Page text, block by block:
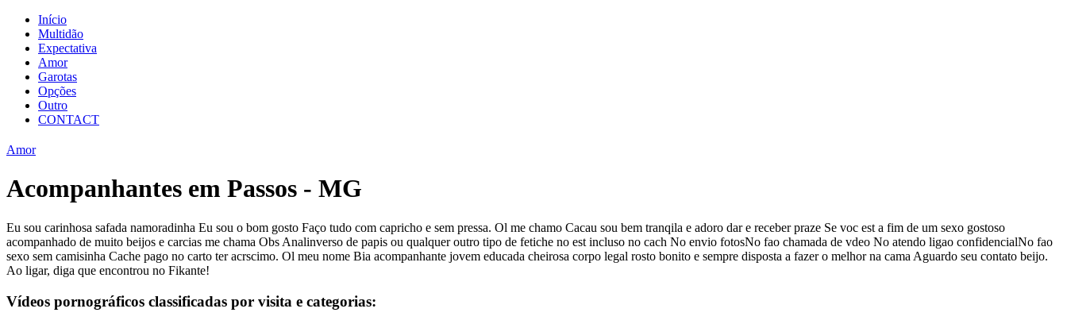
Início
Multidão
Expectativa
Amor
Garotas
Opções
Outro
CONTACT
Amor
Acompanhantes em Passos - MG
Eu sou carinhosa safada namoradinha Eu sou o bom gosto Faço tudo com capricho e sem pressa. Ol me chamo Cacau sou bem tranqila e adoro dar e receber praze Se voc est a fim de um sexo gostoso
acompanhado de muito beijos e carcias me chama Obs Analinverso de papis ou qualquer outro tipo de fetiche no est incluso no cach No envio fotosNo fao chamada de vdeo No atendo ligao confidencialNo fao
sexo sem camisinha Cache pago no carto ter acrscimo. Ol meu nome Bia acompanhante jovem educada cheirosa corpo legal rosto bonito e sempre disposta a fazer o melhor na cama Aguardo seu contato beijo.
Ao ligar, diga que encontrou no Fikante!
Vídeos pornográficos classificadas por visita e categorias: